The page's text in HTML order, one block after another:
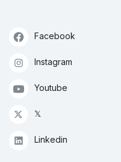
Facebook
Instagram
Youtube
𝕏
Linkedin